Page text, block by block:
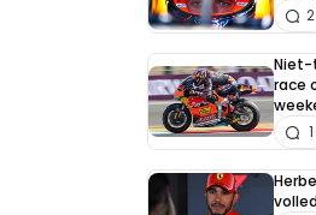
2
Niet-
race
1